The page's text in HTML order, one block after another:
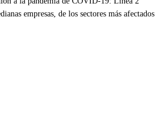
empresas, de los sectores más afectados